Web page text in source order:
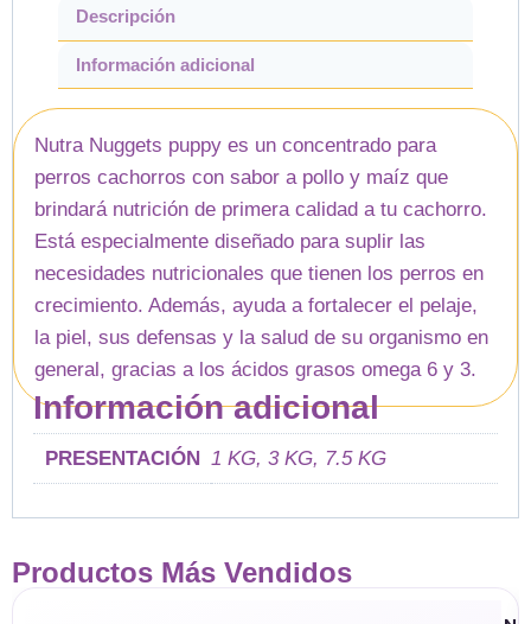
Descripción
Información adicional
Nutra Nuggets puppy es un concentrado para
perros cachorros con sabor a pollo y maíz que
brindará nutrición de primera calidad a tu cachorro.
Está especialmente diseñado para suplir las
necesidades nutricionales que tienen los perros en
crecimiento. Además, ayuda a fortalecer el pelaje,
la piel, sus defensas y la salud de su organismo en
general, gracias a los ácidos grasos omega 6 y 3.
Información adicional
PRESENTACIÓN 1 KG, 3 KG, 7.5 KG
Productos Más Vendidos